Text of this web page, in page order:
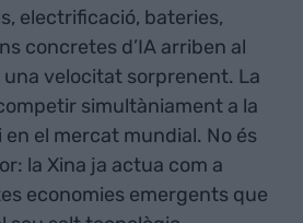
electrificació, bateries,
concretes d’IA arriben al
velocitat sorprenent. La
simultàniament a la
el mercat mundial. No és
la Xina ja actua com a
economies emergents que